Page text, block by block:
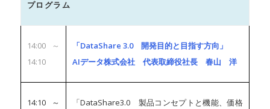
プログラム
14:00～
14:10
「DataShare 3.0 開発目的と目指す方向」
AIデータ株式会社 代表取締役社長 春山 洋
14:10～
「DataShare3.0 製品コンセプトと機能、価格